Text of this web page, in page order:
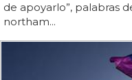
de apoyarlo”, palabras
northam...